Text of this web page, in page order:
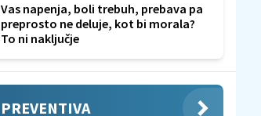
Vas napenja, boli trebuh, prebava pa
preprosto ne deluje, kot bi morala?
To ni naključje
PREVENTIVA